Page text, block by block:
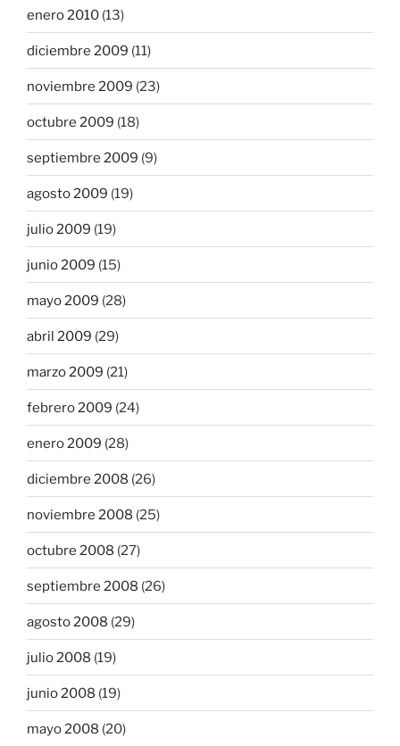
enero 2010 (13)
diciembre 2009 (11)
noviembre 2009 (23)
octubre 2009 (18)
septiembre 2009 (9)
agosto 2009 (19)
julio 2009 (19)
junio 2009 (15)
mayo 2009 (28)
abril 2009 (29)
marzo 2009 (21)
febrero 2009 (24)
enero 2009 (28)
diciembre 2008 (26)
noviembre 2008 (25)
octubre 2008 (27)
septiembre 2008 (26)
agosto 2008 (29)
julio 2008 (19)
junio 2008 (19)
mayo 2008 (20)